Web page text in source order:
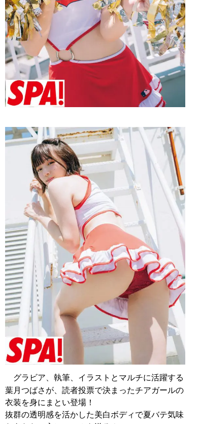
グラビア、執筆、イラストとマルチに活躍する
葉月つばさが、読者投票で決まったチアガールの
衣装を身にまとい登場！
抜群の透明感を活かした美白ボディで夏バテ気味